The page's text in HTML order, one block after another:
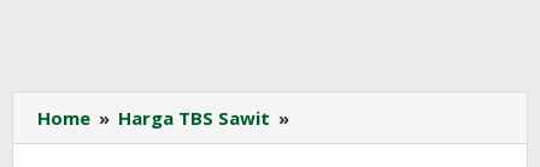
Home » Harga TBS Sawit »
TBS